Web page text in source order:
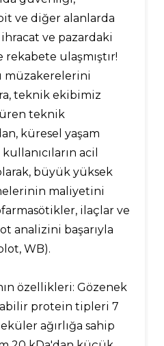
ve diğer alanlarda
ve pazardaki
rekabete ulaşmıştır!
müzakerelerini
teknik ekibimiz
teknik
küresel yaşam
acil
büyük yüksek
maliyetini
ilaçlar ve
analizini başarıyla
WB).
özellikleri: Gözenek
protein tipleri 7
ağırlığa sahip